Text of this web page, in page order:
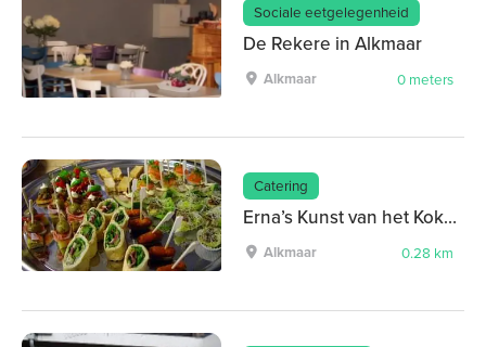
Sociale eetgelegenheid
De Rekere in Alkmaar
Alkmaar 0 meters
Catering
Erna’s Kunst van het Koken
Alkmaar 0.28 km